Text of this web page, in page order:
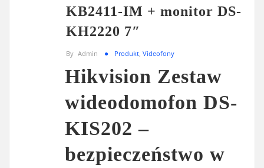
KB2411-IM + monitor DS-
KH2220 7″
By Admin Produkt, Videofony
Hikvision Zestaw
wideodomofon DS-
KIS202 –
bezpieczeństwo w